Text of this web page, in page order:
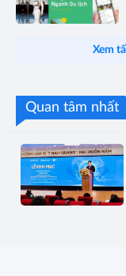
Xem
Quan tâm nhất